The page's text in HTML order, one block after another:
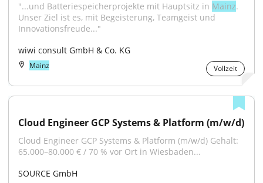
"...und Batteriespeicherprojekte mit Hauptsitz in Mainz.
Unser Ziel ist es, mit Begeisterung, Teamgeist und
Innovationsfreude..."
wiwi consult GmbH & Co. KG
Mainz Vollzeit
Cloud Engineer GCP Systems & Platform (m/w/d)
Cloud Engineer GCP Systems & Platform (m/w/d) Gehalt:
65.000–80.000 € / 70 % vor Ort in Wiesbaden...
SOURCE GmbH